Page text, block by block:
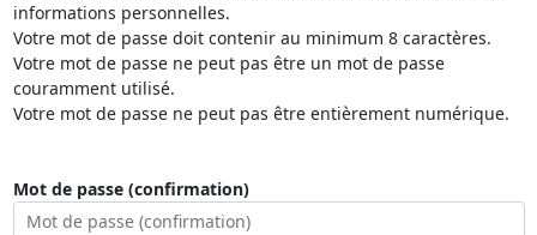
informations personnelles.
Votre mot de passe doit contenir au minimum 8 caractères.
Votre mot de passe ne peut pas être un mot de passe
couramment utilisé.
Votre mot de passe ne peut pas être entièrement numérique.
Mot de passe (confirmation)